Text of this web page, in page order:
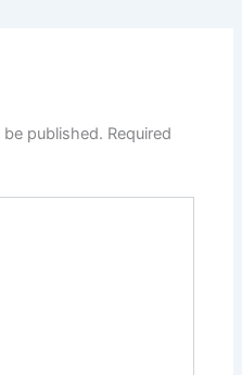
published. Required